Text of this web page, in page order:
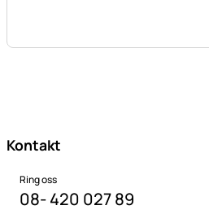
Kontakt
Ring oss
08- 420 027 89